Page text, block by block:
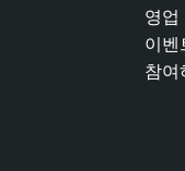
영업
이벤
참여